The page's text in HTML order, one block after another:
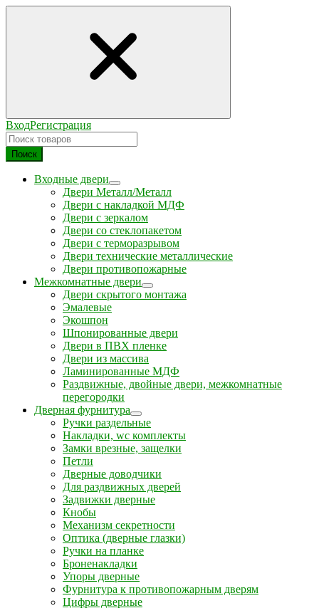
ВходРегистрация
Поиск
Входные двери
Двери Металл/Металл
Двери с накладкой МДФ
Двери с зеркалом
Двери со стеклопакетом
Двери с терморазрывом
Двери технические металлические
Двери противопожарные
Межкомнатные двери
Двери скрытого монтажа
Эмалевые
Экошпон
Шпонированные двери
Двери в ПВХ пленке
Двери из массива
Ламинированные МДФ
Раздвижные, двойные двери, межкомнатные
перегородки
Дверная фурнитура
Ручки раздельные
Накладки, wc комплекты
Замки врезные, защелки
Петли
Дверные доводчики
Для раздвижных дверей
Задвижки дверные
Кнобы
Механизм секретности
Оптика (дверные глазки)
Ручки на планке
Броненакладки
Упоры дверные
Фурнитура к противопожарным дверям
Цифры дверные